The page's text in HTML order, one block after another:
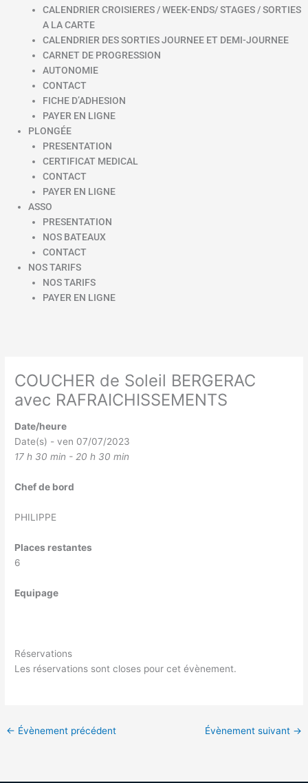
CALENDRIER CROISIERES / WEEK-ENDS/ STAGES / SORTIES
A LA CARTE
CALENDRIER DES SORTIES JOURNEE ET DEMI-JOURNEE
CARNET DE PROGRESSION
AUTONOMIE
CONTACT
FICHE D’ADHESION
PAYER EN LIGNE
PLONGÉE
PRESENTATION
CERTIFICAT MEDICAL
CONTACT
PAYER EN LIGNE
ASSO
PRESENTATION
NOS BATEAUX
CONTACT
NOS TARIFS
NOS TARIFS
PAYER EN LIGNE
COUCHER de Soleil BERGERAC
avec RAFRAICHISSEMENTS
Date/heure
Date(s) - ven 07/07/2023
17 h 30 min - 20 h 30 min
Chef de bord
PHILIPPE
Places restantes
6
Equipage
Réservations
Les réservations sont closes pour cet évènement.
← Évènement précédent Évènement suivant →